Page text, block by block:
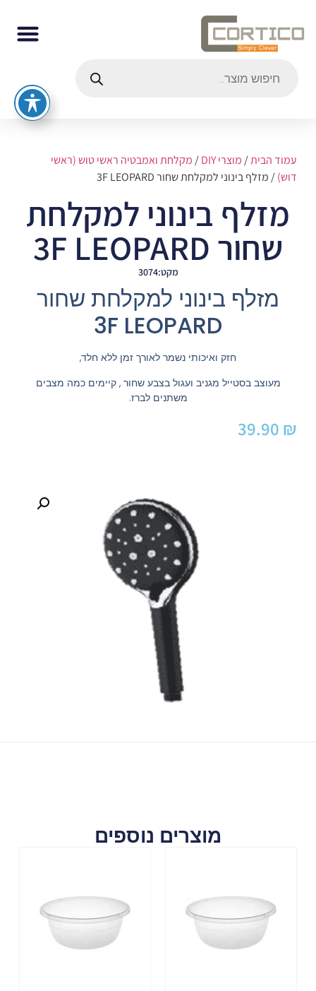
עמוד הבית/מוצרי DIY /מקלחת ואמבטיה ראשי טוש (ראשי
דוש)/ מזלף בינוני למקלחת שחור 3F LEOPARD
מזלף בינוני למקלחת
שחור 3F LEOPARD
מקט:3074
מזלף בינוני למקלחת שחור
3F LEOPARD
חזק ואיכותי נשמר לאורך זמן ללא חלד,
מעוצב בסטייל מגניב ועגול בצבע שחור , קיימים כמה מצבים
משתנים לברז.
39.90 ₪
מוצרים נוספים